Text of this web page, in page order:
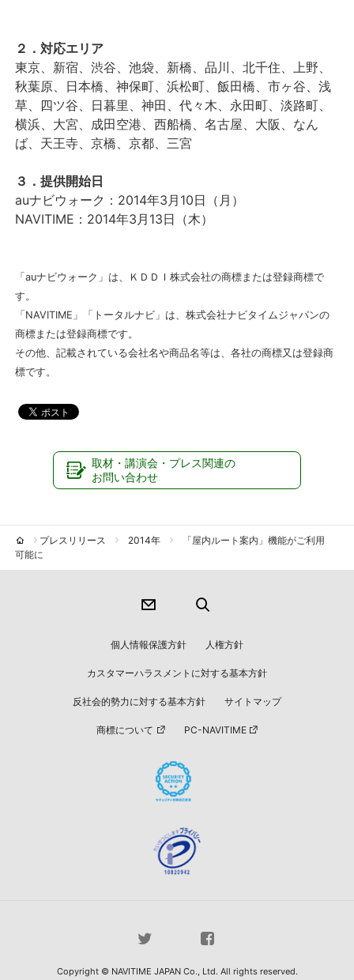
２．対応エリア
東京、新宿、渋谷、池袋、新橋、品川、北千住、上野、
秋葉原、日本橋、神保町、浜松町、飯田橋、市ヶ谷、浅
草、四ツ谷、日暮里、神田、代々木、永田町、淡路町、
横浜、大宮、成田空港、西船橋、名古屋、大阪、なん
ば、天王寺、京橋、京都、三宮
３．提供開始日
auナビウォーク：2014年3月10日（月）
NAVITIME：2014年3月13日（木）
「auナビウォーク」は、ＫＤＤＩ株式会社の商標または登録商標で
す。
「NAVITIME」「トータルナビ」は、株式会社ナビタイムジャパンの
商標または登録商標です。
その他、記載されている会社名や商品名等は、各社の商標又は登録商
標です。
取材・講演会・プレス関連の
お問い合わせ
プレスリリース 2014年
「屋内ルート案内」機能がご利用
可能に
個人情報保護方針 人権方針
カスタマーハラスメントに対する基本方針
反社会的勢力に対する基本方針 サイトマップ
商標について PC-NAVITIME
Copyright © NAVITIME JAPAN Co., Ltd. All rights reserved.